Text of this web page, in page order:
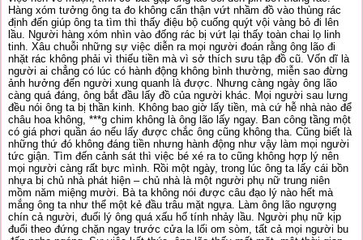
Hàng xóm tưởng ông ta đo không cẩn thận vứt nhầm đồ vào thùng rác
định đến giúp ông ta tìm thì thấy điệu bộ cuống quýt vội vàng bỏ đi lên
lầu. Người hàng xóm nhìn vào đống rác bị vứt lại thấy toàn chai lọ linh
tinh. Xâu chuỗi những sự việc diễn ra mọi người đoán rằng ông lão đi
nhặt rác không phải vì thiếu tiền mà vì sở thích sưu tập đồ cũ. Vốn dĩ là
người ai chẳng có lúc có hành động không bình thường, miễn sao đừng
ảnh hưởng đến người xung quanh là được. Nhưng càng ngày ông lão
càng quá đáng, ông bắt đầu lấy đồ của người khác. Mọi người sau lưng
đều nói ông ta bị thần kinh. Không bao giờ lấy tiền, mà cứ hễ nhà nào để
châu hoa không, ***g chim không là ông lão lấy ngay. Ban công tầng một
có giá phơi quần áo nếu lấy được chắc ông cũng không tha. Cũng biết là
những thứ đó không đáng tiền nhưng hành động như vậy làm mọi người
tức giận. Tìm đến cảnh sát thì việc bé xé ra to cũng không hợp lý nên
mọi người càng rất bực mình. Rồi một ngày, trong lúc ông ta lấy cái bồn
nhựa bị chủ nhà phát hiện – chủ nhà là một người phụ nữ trung niên
mồm năm miệng mười. Bà ta không nói được câu đạo lý nào hết mà
mắng ông ta như thể một kẻ đầu trâu mặt ngựa. Làm ông lão ngượng
chín cả người, đuối lý ông quá xấu hổ tính nhảy lầu. Người phụ nữ kịp
đuổi theo đứng chặn ngay trước cửa la lối om sòm, tất cả mọi người bu